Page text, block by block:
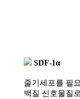
SDF-1α
줄기세포를 필
백질 신호물질